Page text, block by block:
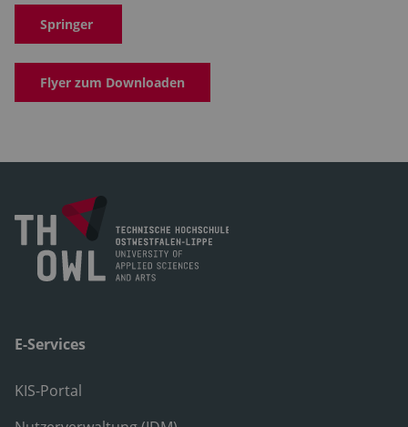
Springer
Flyer zum Downloaden
E-Services
KIS-Portal